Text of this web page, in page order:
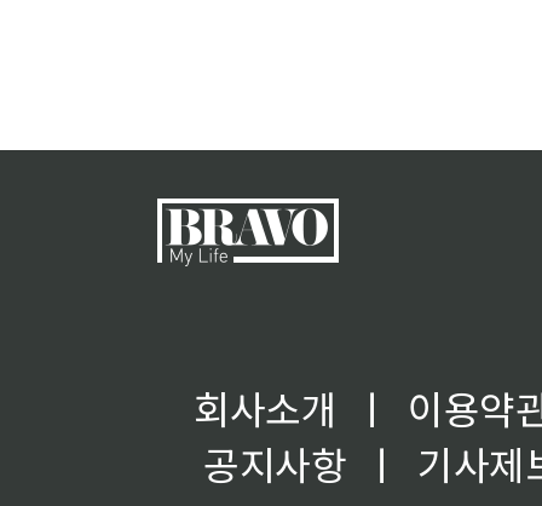
회사소개 ㅣ
이용약
공지사항
ㅣ
기사제